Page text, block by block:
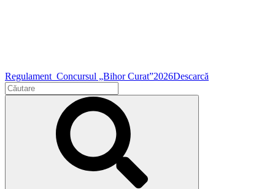
Regulament_Concursul „Bihor Curat”2026Descarcă